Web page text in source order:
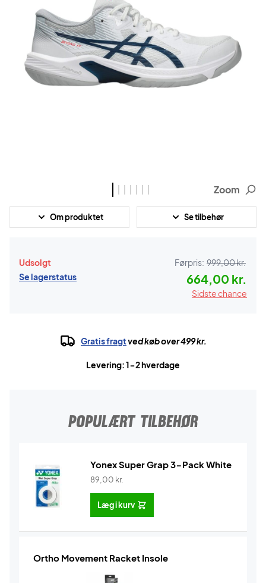
Zoom
Om produktet Se tilbehør
Udsolgt
Se lagerstatus
Førpris: 999,00 kr.
664,00 kr.
Sidste chance
Gratis fragtved køb over 499 kr.
Levering: 1-2 hverdage
POPULÆRT TILBEHØR
Yonex Super Grap 3-Pack White
89,00 kr.
Læg i kurv
Ortho Movement Racket Insole